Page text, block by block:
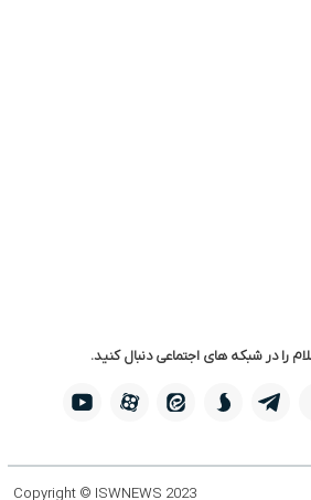
را در شبکه های اجتماعی دنبال کنید.
Copyright © ISWNEWS 2023